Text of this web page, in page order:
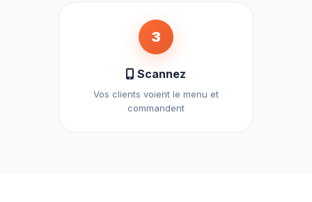
3
Scannez
Vos clients voient le menu et
commandent